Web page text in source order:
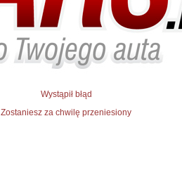
Wystąpił błąd
Zostaniesz za chwilę przeniesiony